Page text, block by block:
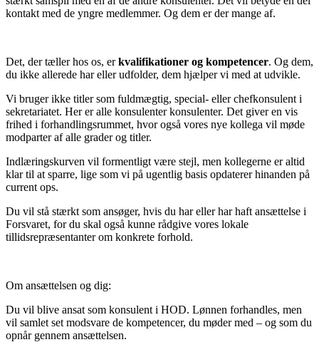
kontakt med de yngre medlemmer. Og dem er der mange af.
Det, der tæller hos os, erkvalifikationer og kompetencer. Og dem,
du ikke allerede har eller udfolder, dem hjælper vi med at udvikle.
Vi bruger ikke titler som fuldmægtig, special- eller chefkonsulent i
sekretariatet. Her er alle konsulenter konsulenter. Det giver en vis
frihed i forhandlingsrummet, hvor også vores nye kollega vil møde
modparter af alle grader og titler.
Indlæringskurven vil formentligt være stejl, men kollegerne er altid
klar til at sparre, lige som vi på ugentlig basis opdaterer hinanden på
current ops.
Du vil stå stærkt som ansøger, hvis du har eller har haft ansættelse i
Forsvaret, for du skal også kunne rådgive vores lokale
tillidsrepræsentanter om konkrete forhold.
Om ansættelsen og dig:
Du vil blive ansat som konsulent i HOD. Lønnen forhandles, men
vil samlet set modsvare de kompetencer, du møder med – og som du
opnår gennem ansættelsen.